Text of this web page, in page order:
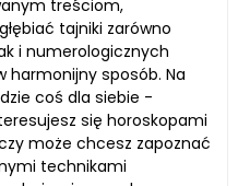
treściom,
tajniki zarówno
i numerologicznych
harmonijny sposób. Na
coś dla siebie -
się horoskopami
może chcesz zapoznać
technikami